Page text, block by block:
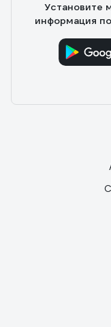
Установите
информация